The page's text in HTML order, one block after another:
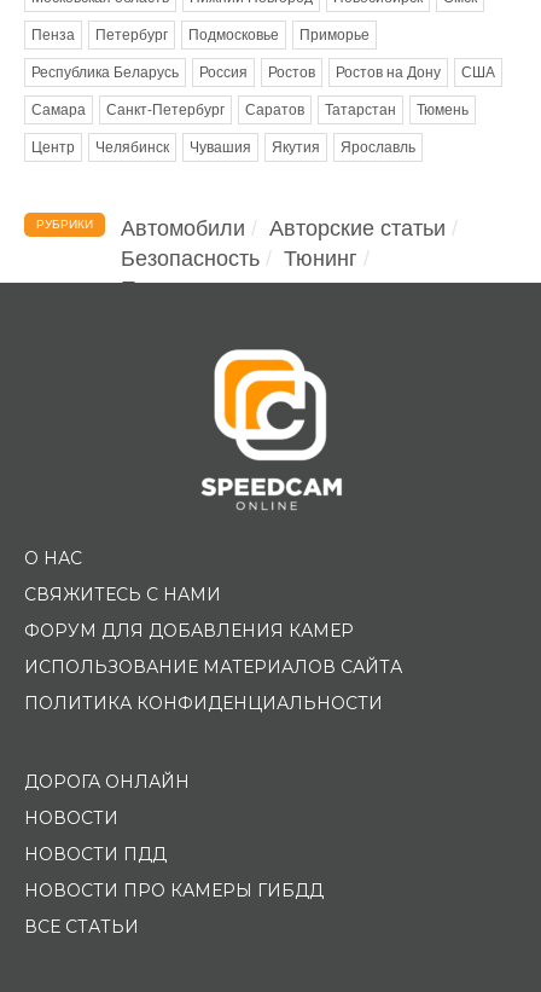
Пенза Петербург Подмосковье Приморье
Республика Беларусь Россия Ростов Ростов на Дону США
Самара Санкт-Петербург Саратов Татарстан Тюмень
Центр Челябинск Чувашия Якутия Ярославль
РУБРИКИ Автомобили
Авторские статьи
Безопасность
Тюнинг
Помощь водителю
О НАС
СВЯЖИТЕСЬ С НАМИ
ФОРУМ ДЛЯ ДОБАВЛЕНИЯ КАМЕР
ИСПОЛЬЗОВАНИЕ МАТЕРИАЛОВ САЙТА
ПОЛИТИКА КОНФИДЕНЦИАЛЬНОСТИ
ДОРОГА ОНЛАЙН
НОВОСТИ
НОВОСТИ ПДД
НОВОСТИ ПРО КАМЕРЫ ГИБДД
ВСЕ СТАТЬИ